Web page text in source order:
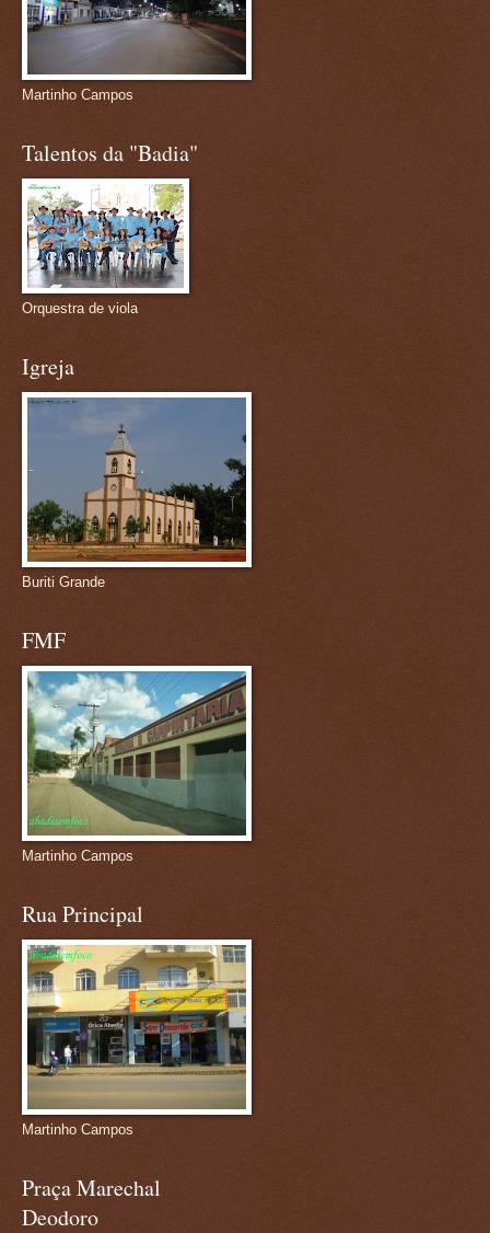
Martinho Campos
Talentos da "Badia"
Orquestra de viola
Igreja
Buriti Grande
FMF
Martinho Campos
Rua Principal
Martinho Campos
Praça Marechal
Deodoro